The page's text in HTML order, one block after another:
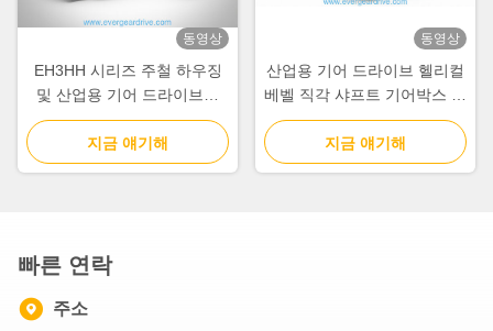
동영상
EH3HH 시리즈 주철 하우징
및 산업용 기어 드라이브용
IEC 입력 플랜지가 있는 고토
크 헬리컬 베벨 기어박스
지금 얘기해
동영상
산업용 기어 드라이브 헬리컬
베벨 직각 샤프트 기어박스 제
공 및 중장비 산업 기계용 기
계적 동력
지금 얘기해
빠른 연락
주소